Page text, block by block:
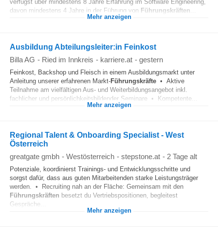
verfügst über mindestens 8 Jahre Erfahrung im Software Engineering,
davon mindestens 4 Jahre in der Führung von Führungskräften
Mehr anzeigen
Ausbildung Abteilungsleiter:in Feinkost
Billa AG - Ried im Innkreis - karriere.at - gestern
Feinkost, Backshop und Fleisch in einem Ausbildungsmarkt unter
Anleitung unserer erfahrenen Markt-Führungskräfte • Aktive
Teilnahme am vielfältigen Aus- und Weiterbildungsangebot inkl.
fachlicher und persönlichkeitsbildender Seminare • Kompetente...
Mehr anzeigen
Regional Talent & Onboarding Specialist - West
Österreich
greatgate gmbh - Westösterreich - stepstone.at - 2 Tage alt
Potenziale, koordinierst Trainings- und Entwicklungsschritte und
sorgst dafür, dass aus guten Mitarbeitenden starke Leistungsträger
werden. • Recruiting nah an der Fläche: Gemeinsam mit den
Führungskräften besetzt du Vertriebspositionen, begleitest
Gespräche...
Mehr anzeigen